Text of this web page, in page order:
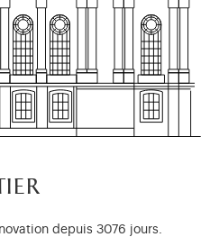
depuis 3076 jours.